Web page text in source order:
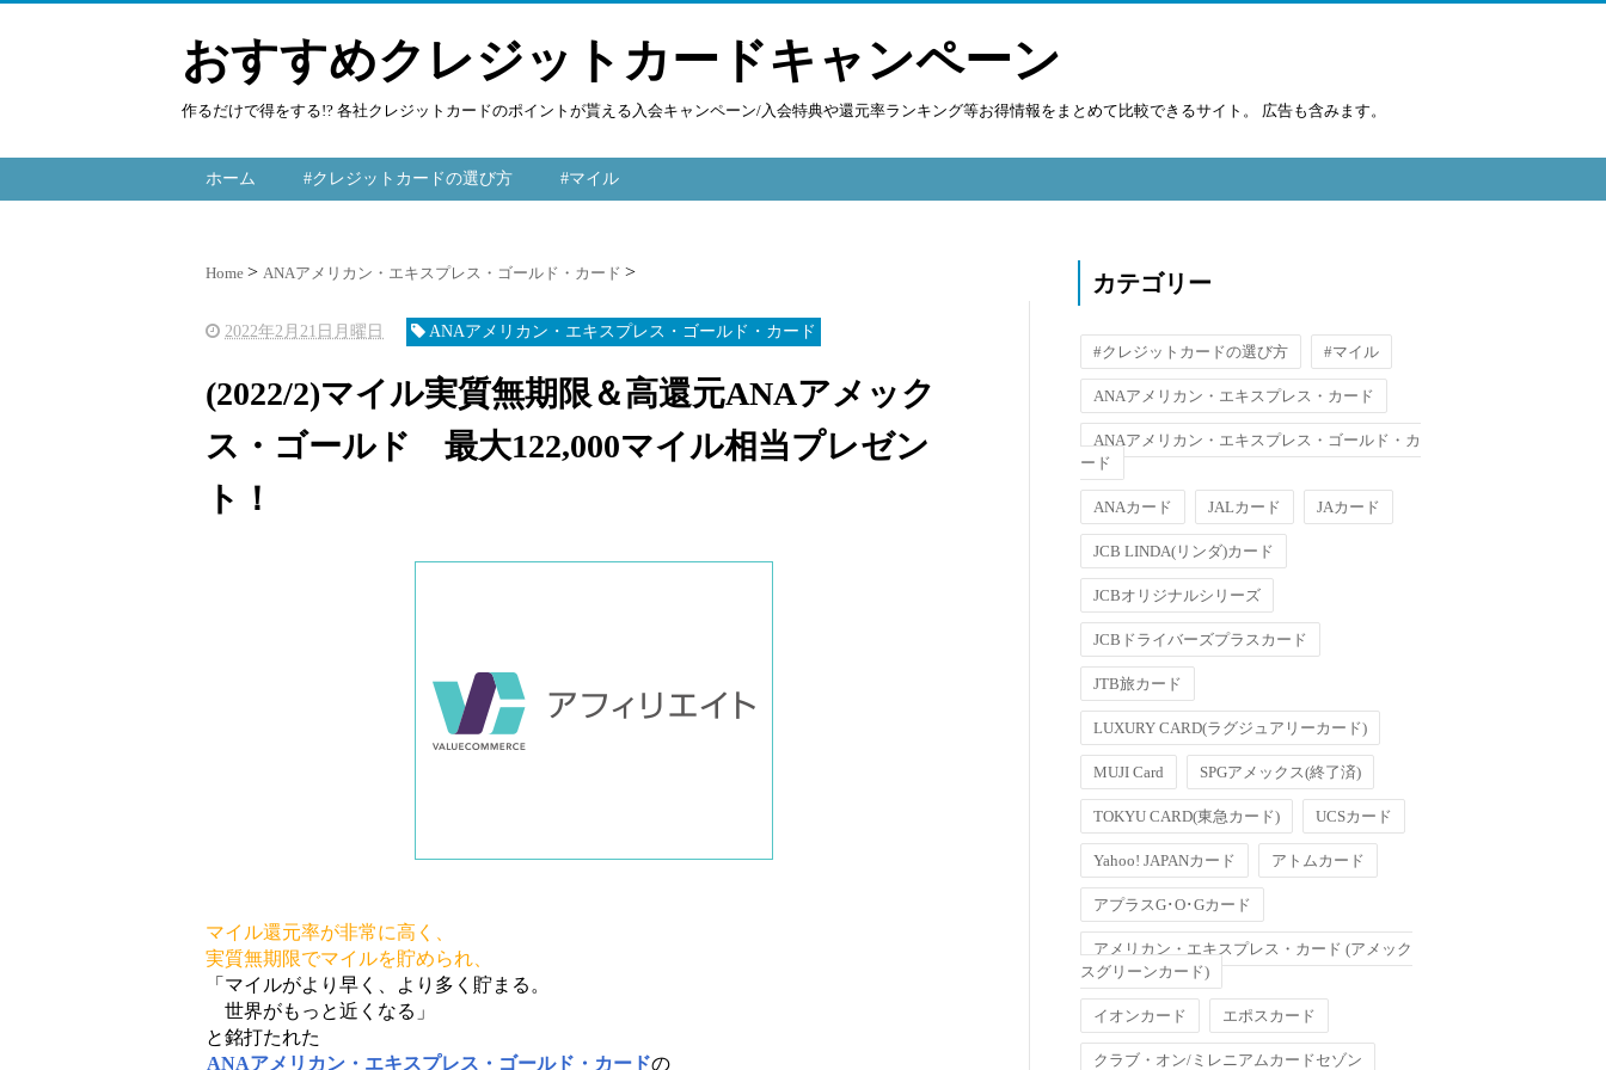
おすすめクレジットカードキャンペーン
作るだけで得をする!? 各社クレジットカードのポイントが貰える入会キャンペーン/入会特典や還元率ランキング等お得情報をまとめて比較できるサイト。 広告も含みます。
ホーム #クレジットカードの選び方 #マイル
Home ANAアメリカン・エキスプレス・ゴールド・カード
2022年2月21日月曜日 ANAアメリカン・エキスプレス・ゴールド・カード
(2022/2)マイル実質無期限＆高還元ANAアメック
ス・ゴールド 最大122,000マイル相当プレゼン
ト！
マイル還元率が非常に高く、
実質無期限でマイルを貯められ、
「マイルがより早く、より多く貯まる。
世界がもっと近くなる」
と銘打たれた
ANAアメリカン・エキスプレス・ゴールド・カードの
カテゴリー
#クレジットカードの選び方 #マイル
ANAアメリカン・エキスプレス・カード
ANAアメリカン・エキスプレス・ゴールド・カ
ード
ANAカード JALカード JAカード
JCB LINDA(リンダ)カード
JCBオリジナルシリーズ
JCBドライバーズプラスカード
JTB旅カード
LUXURY CARD(ラグジュアリーカード)
MUJI Card SPGアメックス(終了済)
TOKYU CARD(東急カード) UCSカード
Yahoo! JAPANカード アトムカード
アプラスG･O･Gカード
アメリカン・エキスプレス・カード (アメック
スグリーンカード)
イオンカード エポスカード
クラブ・オン/ミレニアムカードセゾン